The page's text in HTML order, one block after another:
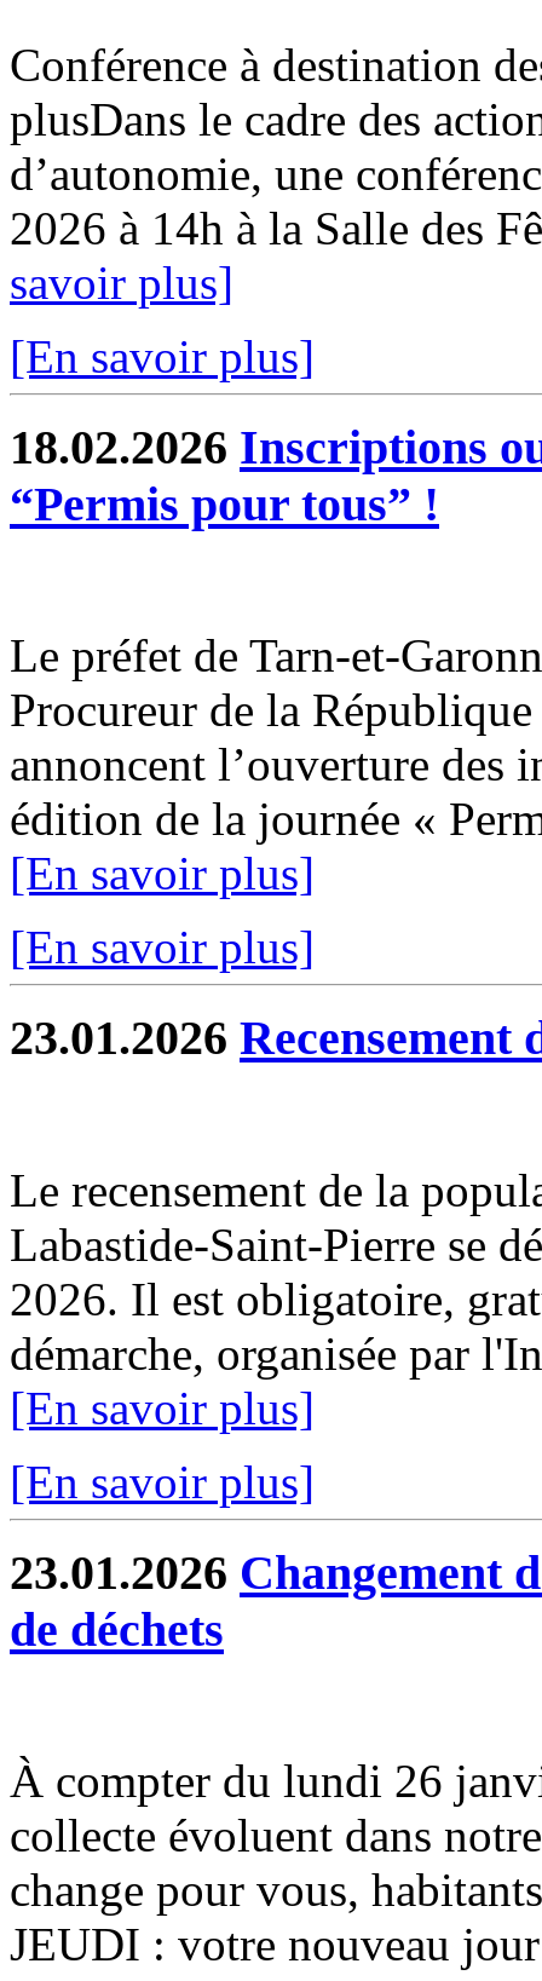
Conférence à destination
plusDans le cadre des
d’autonomie, une
2026 à 14h à la Salle des
savoir plus]
[En savoir plus]
18.02.2026 Inscriptions
“Permis pour tous” !
Le préfet de Tarn-et-
Procureur de la
annoncent l’ouverture des
édition de la journée «
[En savoir plus]
[En savoir plus]
23.01.2026 Recensement
Le recensement de la
Labastide-Saint-Pierre se
2026. Il est obligatoire,
démarche, organisée par
[En savoir plus]
[En savoir plus]
23.01.2026 Changement
de déchets
À compter du lundi 26
collecte évoluent dans
change pour vous,
JEUDI : votre nouveau